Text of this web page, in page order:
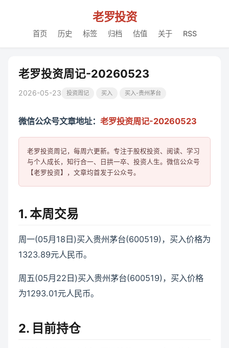
老罗投资
首页 历史 标签 归档 估值 关于 RSS
老罗投资周记-20260523
2026-05-23 投资周记 买入 买入-贵州茅台
微信公众号文章地址： 老罗投资周记-20260523
老罗投资周记，每周六更新。专注于股权投资、阅读、学习
与个人成长，知行合一、日拱一卒、投资人生。微信公众号
1. 本周交易
周一(05月18日)买入贵州茅台(600519)，买入价格为
1323.89元人民币。
周五(05月22日)买入贵州茅台(600519)，买入价格
为1293.01元人民币。
2. 目前持仓